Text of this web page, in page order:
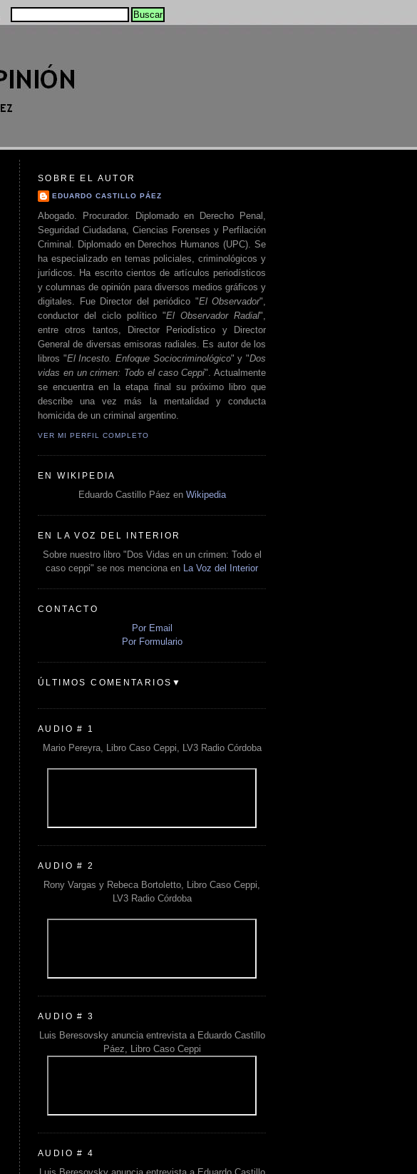
SOBRE EL AUTOR
EDUARDO CASTILLO PÁEZ
Abogado. Procurador. Diplomado en Derecho Penal,
Seguridad Ciudadana, Ciencias Forenses y Perfilación
Criminal. Diplomado en Derechos Humanos (UPC). Se
ha especializado en temas policiales, criminológicos y
jurídicos. Ha escrito cientos de artículos periodísticos
y columnas de opinión para diversos medios gráficos y
digitales. Fue Director del periódico "El Observador",
conductor del ciclo político "El Observador Radial",
entre otros tantos, Director Periodístico y Director
General de diversas emisoras radiales. Es autor de los
libros "El Incesto. Enfoque Sociocriminológico" y "Dos
vidas en un crimen: Todo el caso Ceppi". Actualmente
se encuentra en la etapa final su próximo libro que
describe una vez más la mentalidad y conducta
homicida de un criminal argentino.
VER MI PERFIL COMPLETO
EN WIKIPEDIA
Eduardo Castillo Páez en Wikipedia
EN LA VOZ DEL INTERIOR
Sobre nuestro libro "Dos Vidas en un crimen: Todo el
caso ceppi" se nos menciona en
La Voz del Interior
CONTACTO
Por Email
Por Formulario
ÚLTIMOS COMENTARIOS▼
AUDIO # 1
Mario Pereyra, Libro Caso Ceppi, LV3 Radio Córdoba
AUDIO # 2
Rony Vargas y Rebeca Bortoletto, Libro Caso Ceppi,
LV3 Radio Córdoba
AUDIO # 3
Luis Beresovsky anuncia entrevista a Eduardo Castillo
Páez, Libro Caso Ceppi
AUDIO # 4